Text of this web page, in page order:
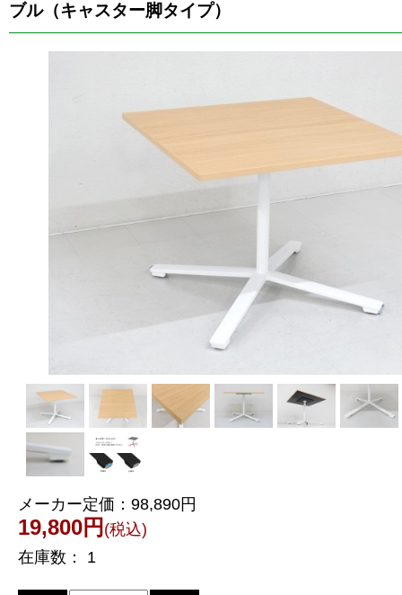
ブル（キャスター脚タイプ）
メーカー定価： 98,890円
19,800円 (税込)
在庫数：
1